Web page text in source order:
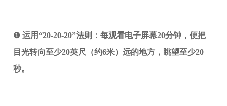
❶运用“20-20-20”法则：每观看电子屏幕20分钟，便把
目光转向至少20英尺（约6米）远的地方，眺望至少20
秒。